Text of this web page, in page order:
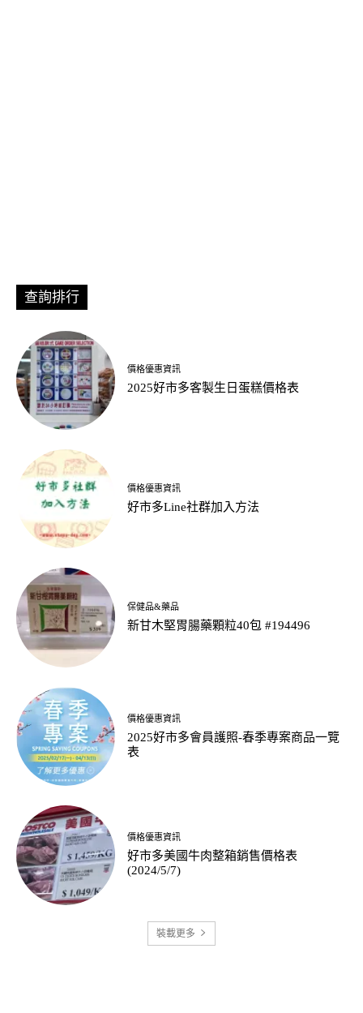
查詢排行
價格優惠資訊
2025好市多客製生日蛋糕價格表
價格優惠資訊
好市多Line社群加入方法
保健品&藥品
新甘木堅胃腸藥顆粒40包 #194496
價格優惠資訊
2025好市多會員護照-春季專案商品一覽
表
價格優惠資訊
好市多美國牛肉整箱銷售價格表
(2024/5/7)
裝載更多